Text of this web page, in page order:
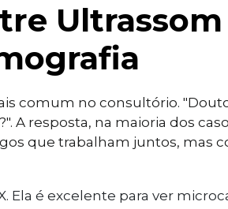
comum no consultório.
A resposta, na maioria dos
que trabalham juntos, mas
Ela é excelente para ver